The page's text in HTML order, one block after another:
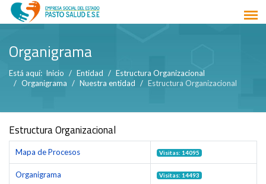
Organigrama
Está aquí: Inicio Entidad
Estructura Organizacional
Organigrama
Nuestra entidad Estructura Organizacional
Estructura Organizacional
Mapa de Procesos Visitas: 14095
Organigrama Visitas: 14493